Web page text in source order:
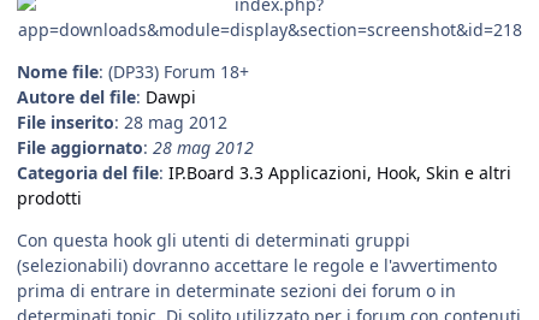
Nome file: (DP33) Forum 18+
Autore del file: Dawpi
File inserito: 28 mag 2012
File aggiornato: 28 mag 2012
Categoria del file: IP.Board 3.3 Applicazioni, Hook, Skin e altri
prodotti
Con questa hook gli utenti di determinati gruppi
(selezionabili) dovranno accettare le regole e l'avvertimento
prima di entrare in determinate sezioni dei forum o in